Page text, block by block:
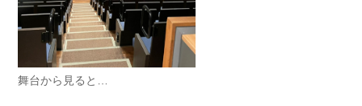
舞台から見ると…